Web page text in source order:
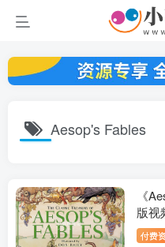
Aesop's Fables
《
版视
付费